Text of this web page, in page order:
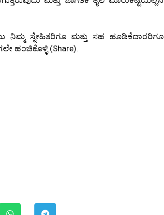
ಸ್ನೇಹಿತರಿಗೂ ಮತ್ತು ಸಹ ಹೂಡಿಕೆದಾರರಿಗೂ
ಹಂಚಿಕೊಳ್ಳಿ (Share).